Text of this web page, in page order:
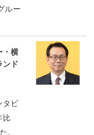
ルー
・横
ンド
タビ
比
。